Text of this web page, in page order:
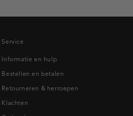
Service
Informatie en hulp
Bestellen en betalen
Retourneren & herroepen
Klachten